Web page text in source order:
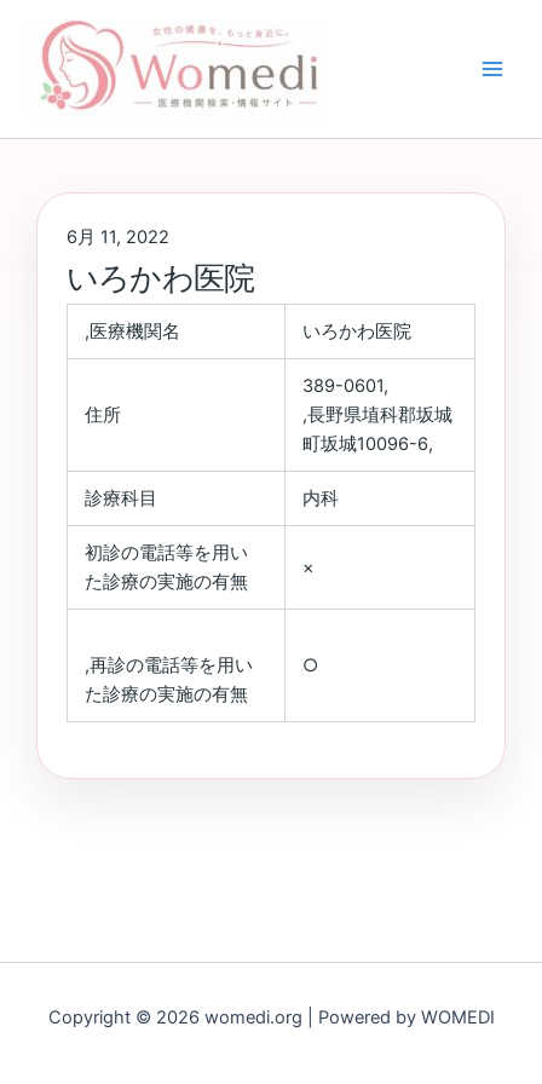
6月 11, 2022
いろかわ医院
,医療機関名 いろかわ医院
住所
389-0601,
,長野県埴科郡坂城
町坂城10096-6,
診療科目 内科
初診の電話等を用い
た診療の実施の有無
×
,再診の電話等を用い
た診療の実施の有無
○
Copyright © 2026 womedi.org | Powered by WOMEDI